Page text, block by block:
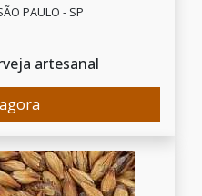
PAULO - SP
artesanal